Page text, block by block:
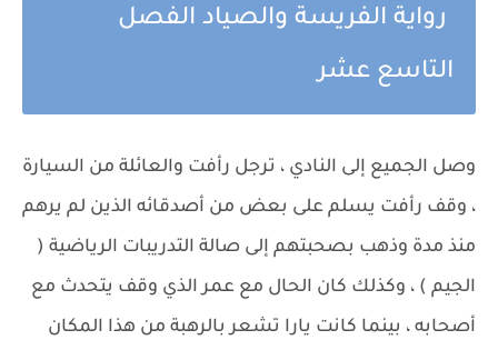
رواية الفريسة والصياد الفصل
التاسع عشر
وصل الجميع إلى النادي ، ترجل رأفت والعائلة من السيارة
، وقف رأفت يسلم على بعض من أصدقائه الذين لم يرهم
منذ مدة وذهب بصحبتهم إلى صالة التدريبات الرياضية (
الجيم ) ، وكذلك كان الحال مع عمر الذي وقف يتحدث مع
أصحابه ، بينما كانت يارا تشعر بالرهبة من هذا المكان